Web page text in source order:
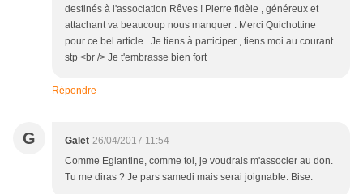
destinés à l'association Rêves ! Pierre fidèle , généreux et
attachant va beaucoup nous manquer . Merci Quichottine
pour ce bel article . Je tiens à participer , tiens moi au courant
stp <br /> Je t'embrasse bien fort
Répondre
G Galet 26/04/2017 11:54
Comme Eglantine, comme toi, je voudrais m'associer au don.
Tu me diras ? Je pars samedi mais serai joignable. Bise.